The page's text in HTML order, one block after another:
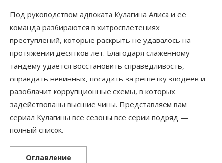
Под руководством адвоката Кулагина Алиса и ее
команда разбираются в хитросплетениях
преступлений, которые раскрыть не удавалось на
протяжении десятков лет. Благодаря слаженному
тандему удается восстановить справедливость,
оправдать невинных, посадить за решетку злодеев и
разоблачит коррупционные схемы, в которых
задействованы высшие чины. Представляем вам
сериал Кулагины все сезоны все серии подряд —
полный список.
Оглавление